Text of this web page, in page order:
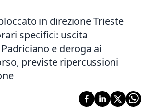
in direzione Trieste
specifici: uscita
e deroga ai
previste ripercussioni